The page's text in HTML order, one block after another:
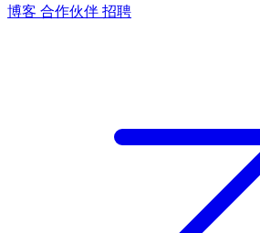
博客 合作伙伴 招聘